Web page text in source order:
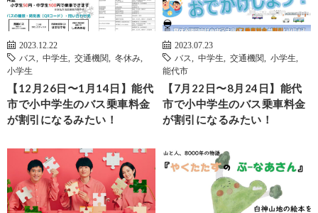
2023.12.22
バス
中学生 交通機関 冬休み
小学生
【12月26日〜1月14日】能代
市で小中学生のバス乗車料金
が割引になるみたい！
2023.07.23
バス
中学生 交通機関 小学生
能代市
【7月22日〜8月24日】能代
市で小中学生のバス乗車料金
が割引になるみたい！